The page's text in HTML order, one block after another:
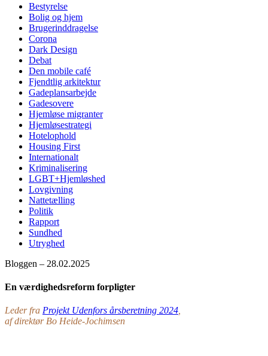
Bestyrelse
Bolig og hjem
Brugerinddragelse
Corona
Dark Design
Debat
Den mobile café
Fjendtlig arkitektur
Gadeplansarbejde
Gadesovere
Hjemløse migranter
Hjemløsestrategi
Hotelophold
Housing First
Internationalt
Kriminalisering
LGBT+Hjemløshed
Lovgivning
Nattetælling
Politik
Rapport
Sundhed
Utryghed
Bloggen – 28.02.2025
En værdighedsreform forpligter
Leder fra Projekt Udenfors årsberetning 2024
af direktør Bo Heide-Jochimsen